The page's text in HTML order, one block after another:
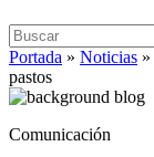
Portada » Noticias »
pastos
Comunicación